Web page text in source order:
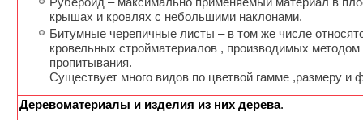
крышах и кровлях с небольшими наклонами.
Битумные черепичные листы – в том же числе
кровельных стройматериалов , производимых методом
пропитывания.
Существует много видов по цветвой гамме ,размеру и
Деревоматериалы и изделия из них дерева.